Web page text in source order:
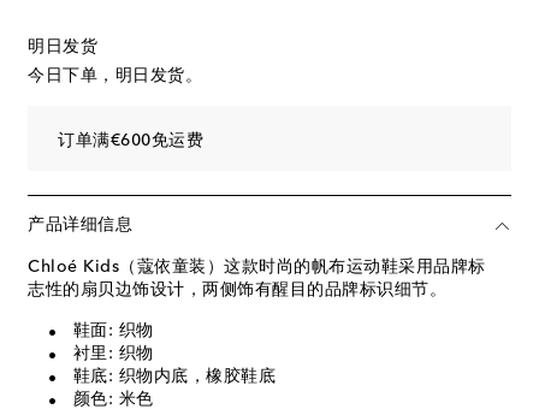
明日发货
今日下单，明日发货。
订单满€600免运费
产品详细信息
Chloé Kids（蔻依童装）这款时尚的帆布运动鞋采用品牌标
志性的扇贝边饰设计，两侧饰有醒目的品牌标识细节。
鞋面: 织物
衬里: 织物
鞋底: 织物内底，橡胶鞋底
颜色: 米色